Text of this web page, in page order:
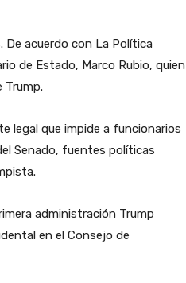
De acuerdo con La Política
de Estado, Marco Rubio, quien
Trump.
legal que impide a funcionarios
Senado, fuentes políticas
administración Trump
en el Consejo de